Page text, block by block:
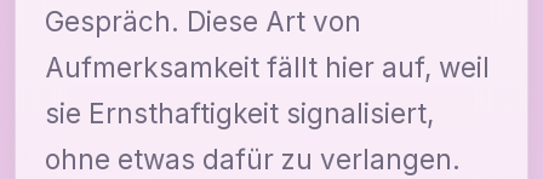
Gespräch. Diese Art von
Aufmerksamkeit fällt hier auf, weil
sie Ernsthaftigkeit signalisiert,
ohne etwas dafür zu verlangen.